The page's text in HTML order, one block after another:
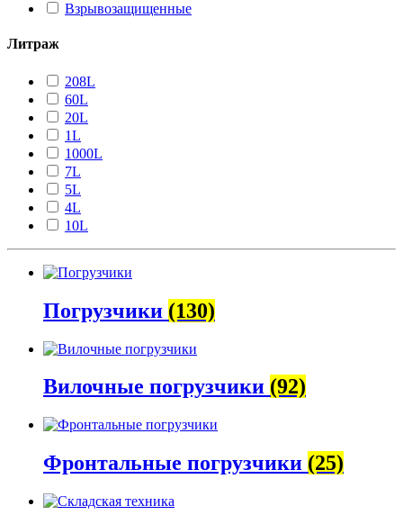
Взрывозащищенные
Литраж
208L
60L
20L
1L
1000L
7L
5L
4L
10L
Погрузчики (130)
Вилочные погрузчики (92)
Фронтальные погрузчики (25)